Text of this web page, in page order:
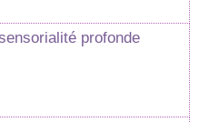
profonde